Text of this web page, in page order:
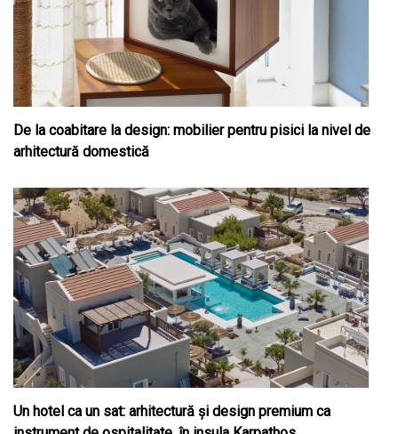
De la coabitare la design: mobilier pentru pisici la nivel de
arhitectură domestică
Un hotel ca un sat: arhitectură și design premium ca